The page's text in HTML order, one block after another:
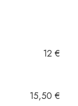
12 €
15,50 €